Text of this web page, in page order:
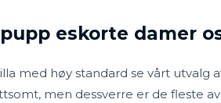
eskorte damer
med høy standard se vårt utvalg
men dessverre er de fleste av